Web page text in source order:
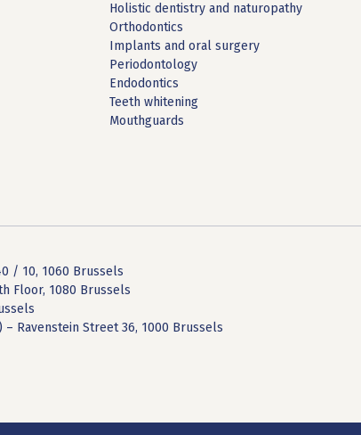
Holistic dentistry and naturopathy
Orthodontics
Implants and oral surgery
Periodontology
Endodontics
Teeth whitening
Mouthguards
/ 10, 1060 Brussels
Floor, 1080 Brussels
Ravenstein Street 36, 1000 Brussels